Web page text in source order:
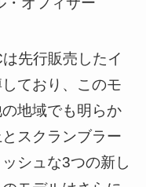
先行販売したイ
ており、このモ
地域でも明らか
スクランブラー
シュな3つの新し